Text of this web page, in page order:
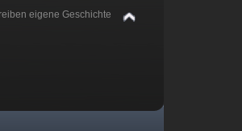
eigene Geschichte